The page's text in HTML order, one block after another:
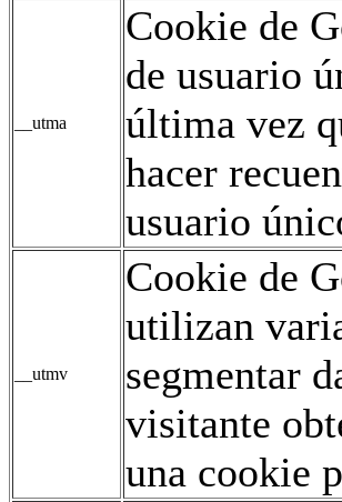
__utma
Cookie de
de usuario
última vez
hacer
usuario
__utmv
Cookie de
utilizan
segmentar
visitante
una cookie